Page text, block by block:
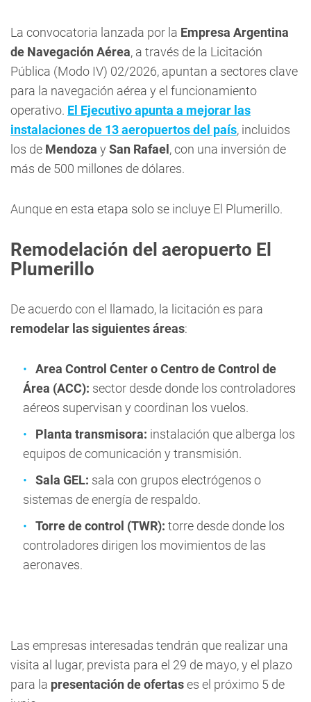
La convocatoria lanzada por la Empresa Argentina
de Navegación Aérea, a través de la Licitación
Pública (Modo IV) 02/2026, apuntan a sectores clave
para la navegación aérea y el funcionamiento
operativo. El Ejecutivo apunta a mejorar las
instalaciones de 13 aeropuertos del país, incluidos
los de Mendoza y San Rafael , con una inversión de
más de 500 millones de dólares.
Aunque en esta etapa solo se incluye El Plumerillo.
Remodelación del aeropuerto El
Plumerillo
De acuerdo con el llamado, la licitación es para
remodelar las siguientes áreas:
Area Control Center o Centro de Control de
Área (ACC): sector desde donde los controladores
aéreos supervisan y coordinan los vuelos.
Planta transmisora: instalación que alberga los
equipos de comunicación y transmisión.
Sala GEL: sala con grupos electrógenos o
sistemas de energía de respaldo.
Torre de control (TWR): torre desde donde los
controladores dirigen los movimientos de las
aeronaves.
Las empresas interesadas tendrán que realizar una
visita al lugar, prevista para el 29 de mayo, y el plazo
para la presentación de ofertases el próximo 5 de